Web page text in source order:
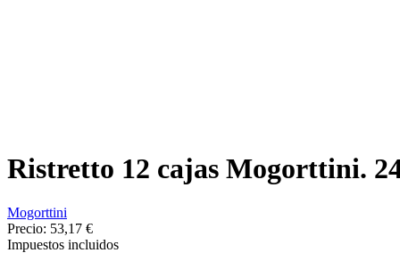
Ristretto 12 cajas Mogorttini.
Mogorttini
Precio: 53,17 €
Impuestos incluidos